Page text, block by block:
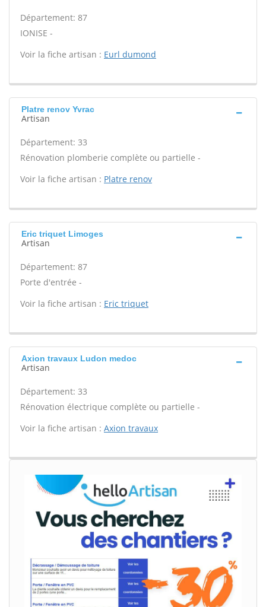
Département: 87
IONISE -
Voir la fiche artisan : Eurl dumond
Platre renov Yvrac
Artisan
Département: 33
Rénovation plomberie complète ou partielle -
Voir la fiche artisan : Platre renov
Eric triquet Limoges
Artisan
Département: 87
Porte d'entrée -
Voir la fiche artisan : Eric triquet
Axion travaux Ludon medoc
Artisan
Département: 33
Rénovation électrique complète ou partielle -
Voir la fiche artisan : Axion travaux